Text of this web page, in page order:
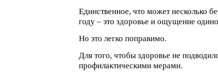
Единственное, что может несколько
году – это здоровье и ощущение
Но это легко поправимо.
Для того, чтобы здоровье не
профилактическими мерами.